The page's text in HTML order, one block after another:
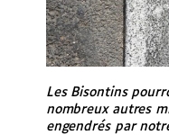
Les Bisontins
nombreux autres
engendrés par